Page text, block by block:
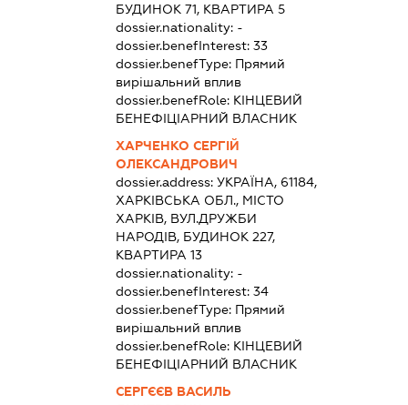
БУДИНОК 71, КВАРТИРА 5
dossier.nationality: -
dossier.benefInterest:33
dossier.benefType: Прямий
вирішальний вплив
dossier.benefRole: КІНЦЕВИЙ
БЕНЕФІЦІАРНИЙ ВЛАСНИК
ХАРЧЕНКО СЕРГІЙ
ОЛЕКСАНДРОВИЧ
dossier.address:УКРАЇНА, 61184,
ХАРКІВСЬКА ОБЛ., МІСТО
ХАРКІВ, ВУЛ.ДРУЖБИ
НАРОДІВ, БУДИНОК 227,
КВАРТИРА 13
dossier.nationality: -
dossier.benefInterest:34
dossier.benefType: Прямий
вирішальний вплив
dossier.benefRole: КІНЦЕВИЙ
БЕНЕФІЦІАРНИЙ ВЛАСНИК
СЕРГЄЄВ ВАСИЛЬ